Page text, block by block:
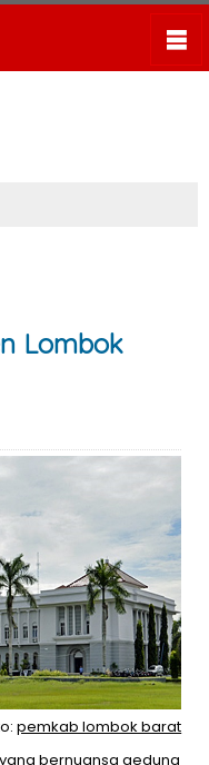
Lombok
pemkab lombok barat
bernuansa gedung